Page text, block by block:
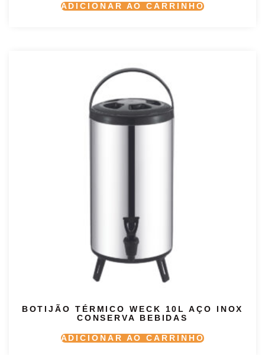
ADICIONAR AO CARRINHO
BOTIJÃO TÉRMICO WECK 10L AÇO INOX
CONSERVA BEBIDAS
ADICIONAR AO CARRINHO